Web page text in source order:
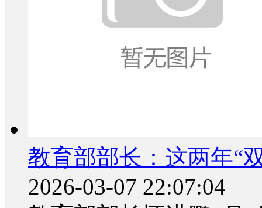
教育部部长：这两年“
2026-03-07 22:07:04